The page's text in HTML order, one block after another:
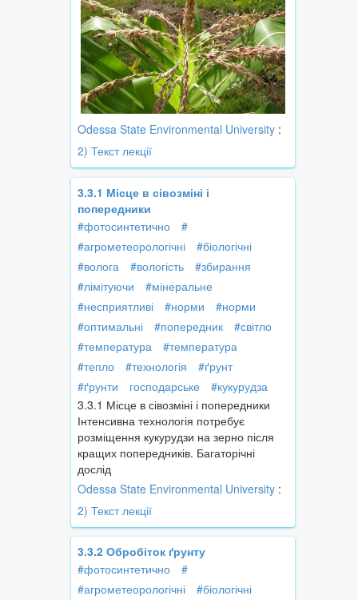
Odessa State Environmental University :
2) Текст лекції
3.3.1 Місце в сівозміні і
попередники
#фотосинтетично
#
#агрометеорологічні
#біологічні
#волога
#вологість
#збирання
#лімітуючи
#мінеральне
#несприятливі
#норми
#норми
#оптимальні
#попередник
#світло
#температура
#температура
#тепло
#технологія
#ґрунт
#ґрунти
господарське
#кукурудза
3.3.1 Місце в сівозміні і попередники
Інтенсивна технологія потребує
розміщення кукурудзи на зерно після
кращих попередників. Багаторічні
дослід
Odessa State Environmental University :
2) Текст лекції
3.3.2 Обробіток ґрунту
#фотосинтетично
#
#агрометеорологічні
#біологічні